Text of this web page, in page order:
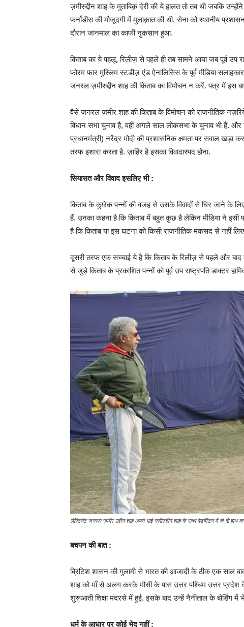
ज़मीरुद्दीन शाह के मुताबिक़ देरी की ये हालत तो तब थी जबकि
फर्नांडीस की मौजूदगी में मुलाक़ात की थी. सेना को स्थानीय
दौरान जानमाल का काफी नुकसान हुआ.
किताब का ये पहलू, रिलीज़ से पहले ही तब सामने आया जब पूर्व उप
फोरम फार मुस्लिम स्टडीज़ एंड ऐनालिसिस के पूर्व मीडिया
जनरल ज़मीरुद्दीन शाह की किताब का विमोचन न करें. पत्र में इस
वैसे जनरल ज़मीर शाह की किताब के विमोचन को राजनीतिक
विधान सभा चुनाव है, वहीं अगले साल लोकसभा के चुनाव भी हैं. और
प्रधानमंत्री) नरेंद्र मोदी की प्रशासनिक क्षमता पर सवाल खड़ा
तरफ इशारा करता है. ज़ाहिर है इसका विवादास्पद होना.
सियासत और विवाद इसलिए भी :
किताब के कुछेक पन्नों की वजह से उसके विवादों से घिर जाने के लिए
हैं. उनका कहना है कि किताब में बहुत कुछ है लेकिन मीडिया ने इसी
है कि किताब या इस घटना को किसी राजनीतिक मकसद से नहीं
दूसरी तरफ एक सच्चाई ये है कि किताब के रिलीज़ से पहले और बाद
से जुड़े किताब के प्रकाशित पन्नों को पूर्व उप राष्ट्रपति डाक्टर
लेफ्टिनेंट जनरल ज़मीर उद्दीन शाह अपने भाई नसीरुद्दीन शाह के साथ बैडमिंटन में दो-दो हाथ
बचपन की बात :
ब्रिटिश शासन की गुलामी से भारत की आजादी के ठीक एक साल
शाह को माँ से अलग करके मौसी के पास उत्तर पश्चिम उत्तर
शुरूआती शिक्षा मदरसे में हुई. इसके बाद उन्हें नैनीताल के बोर्डिंग में
धर्म के आधार पर कोई भेद नहीं :